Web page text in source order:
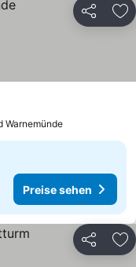
Teilen
Warnemünde
Preise sehen
Teilen